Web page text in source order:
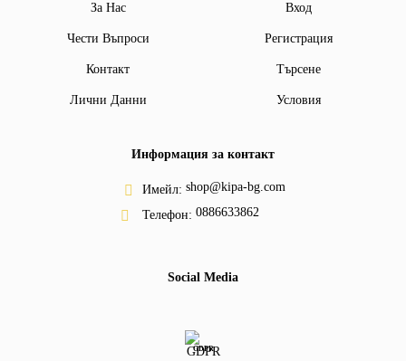
За Нас Вход
Чести Въпроси Регистрация
Контакт Търсене
Лични Данни Условия
Информация за контакт
Имейл: shop@kipa-bg.com
Телефон: 0886633862
Social Media
GDPR